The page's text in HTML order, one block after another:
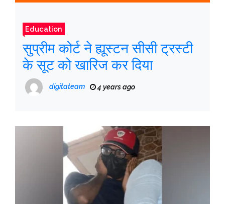
Education
सुप्रीम कोर्ट ने ह्यूस्टन सीसी ट्रस्टी
के सूट को खारिज कर दिया
digitateam 4 years ago